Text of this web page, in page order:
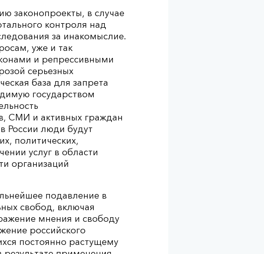
законопроекты, в случае
контроля над
за инакомыслие.
уже и так
и репрессивными
серьезных
база для запрета
государством
СМИ и активных граждан
России люди будут
политических,
услуг в области
организаций
подавление в
свобод, включая
мнения и свободу
российского
постоянно растущему